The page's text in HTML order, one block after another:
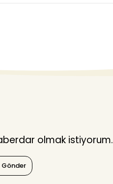
olmak istiyorum.
Gönder